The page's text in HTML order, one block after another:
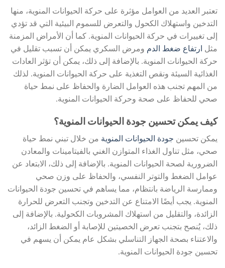
تعتبر العديد من العوامل مؤثرة على حركة الحيوانات المنوية، منها
التدخين واستهلاك الكحول والتعرض للسموم البيئية التي قد تؤدي
إلى تغييرات في حركة الحيوانات المنوية. كما أن الأمراض المزمنة
مثل
ارتفاع ضغط الدم ومرض السكري يمكن أن تسبب تقليل في
حركة الحيوانات المنوية. بالإضافة إلى ذلك، يمكن أن تؤثر العادات
الغذائية السيئة ونقص التغذية على حركة الحيوانات المنوية. لذلك
من المهم تجنب هذه العوامل الضارة والحفاظ على نمط حياة
صحي للحفاظ على صحة وحركة الحيوانات المنوية.
كيف يمكن تحسين جودة الحيوانات المنوية؟
يمكن تحسين جودة الحيوانات المنوية من خلال تبني نمط حياة
صحي، مثل تناول الغذاء المتوازن الغني بالفيتامينات والمعادن
الضرورية لصحة الحيوانات المنوية. بالإضافة إلى ذلك، الابتعاد عن
عوامل الضغط والتوتر النفسي، والحفاظ على وزن صحي
وممارسة الرياضة بانتظام، مما يساهم في تحسين جودة الحيوانات
المنوية. يجب أيضًا الامتناع عن التدخين وتجنب التعرض للحرارة
الزائدة، والتقليل من استهلاك المشروبات الكحولية. بالإضافة إلى
ذلك، يُنصح بتجنب تعرض الخصيتين للإصابة أو الضغط الزائد،
والاعتناء بصحة الجهاز التناسلي بشكل عام يمكن أن يسهم في
تحسين جودة الحيوانات المنوية.